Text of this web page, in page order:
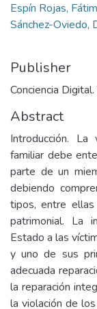
Espín Rojas,
Sánchez-Oviedo,
Publisher
Conciencia
Abstract
Introducción.
familiar debe
parte de un
debiendo
tipos, entre ellas
patrimonial. La
Estado a las
y uno de sus
adecuada
la reparación
la violación de